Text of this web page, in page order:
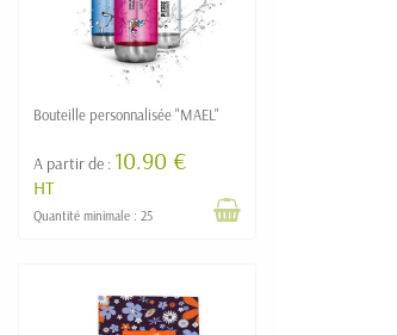
Bouteille personnalisée "MAEL"
A partir de : 10.90 €
HT
Quantité minimale : 25